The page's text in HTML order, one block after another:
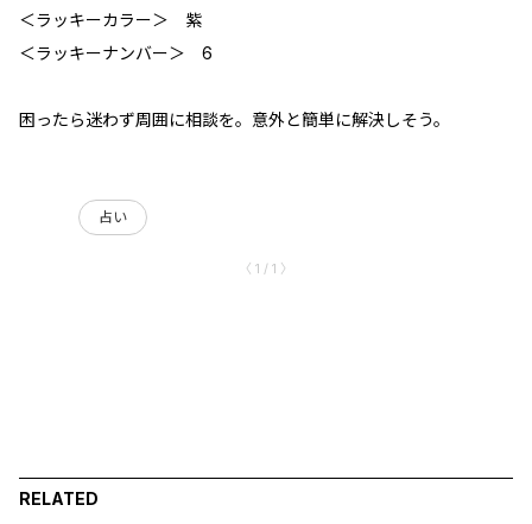
＜ラッキーカラー＞ 紫
＜ラッキーナンバー＞ 6
困ったら迷わず周囲に相談を。意外と簡単に解決しそう。
占い
〈 1 / 1 〉
RELATED